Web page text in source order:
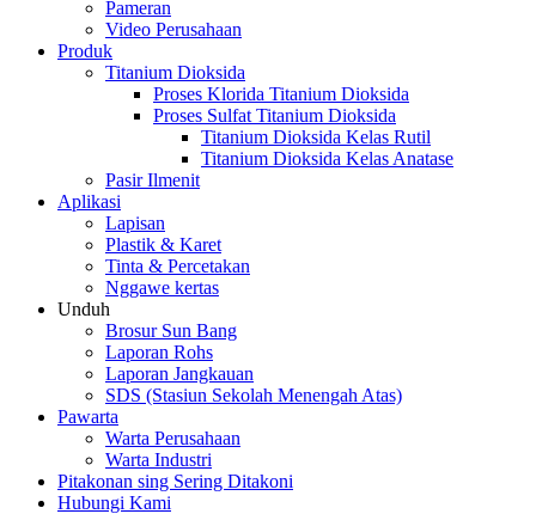
Pameran
Video Perusahaan
Produk
Titanium Dioksida
Proses Klorida Titanium Dioksida
Proses Sulfat Titanium Dioksida
Titanium Dioksida Kelas Rutil
Titanium Dioksida Kelas Anatase
Pasir Ilmenit
Aplikasi
Lapisan
Plastik & Karet
Tinta & Percetakan
Nggawe kertas
Unduh
Brosur Sun Bang
Laporan Rohs
Laporan Jangkauan
SDS (Stasiun Sekolah Menengah Atas)
Pawarta
Warta Perusahaan
Warta Industri
Pitakonan sing Sering Ditakoni
Hubungi Kami